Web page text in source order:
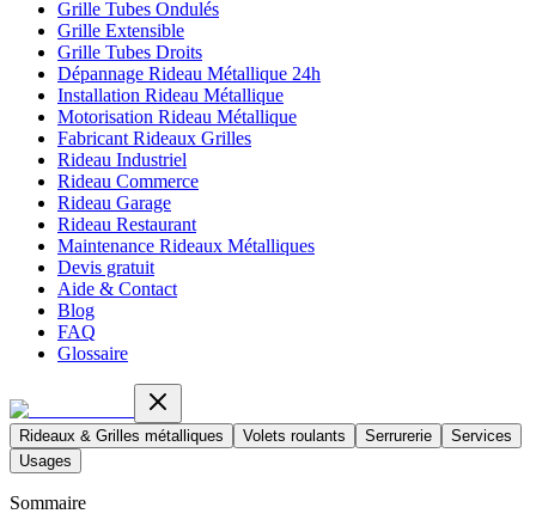
Grille Tubes Ondulés
Grille Extensible
Grille Tubes Droits
Dépannage Rideau Métallique 24h
Installation Rideau Métallique
Motorisation Rideau Métallique
Fabricant Rideaux Grilles
Rideau Industriel
Rideau Commerce
Rideau Garage
Rideau Restaurant
Maintenance Rideaux Métalliques
Devis gratuit
Aide & Contact
Blog
FAQ
Glossaire
Rideaux & Grilles métalliques Volets roulants Serrurerie
Services
Usages
Sommaire